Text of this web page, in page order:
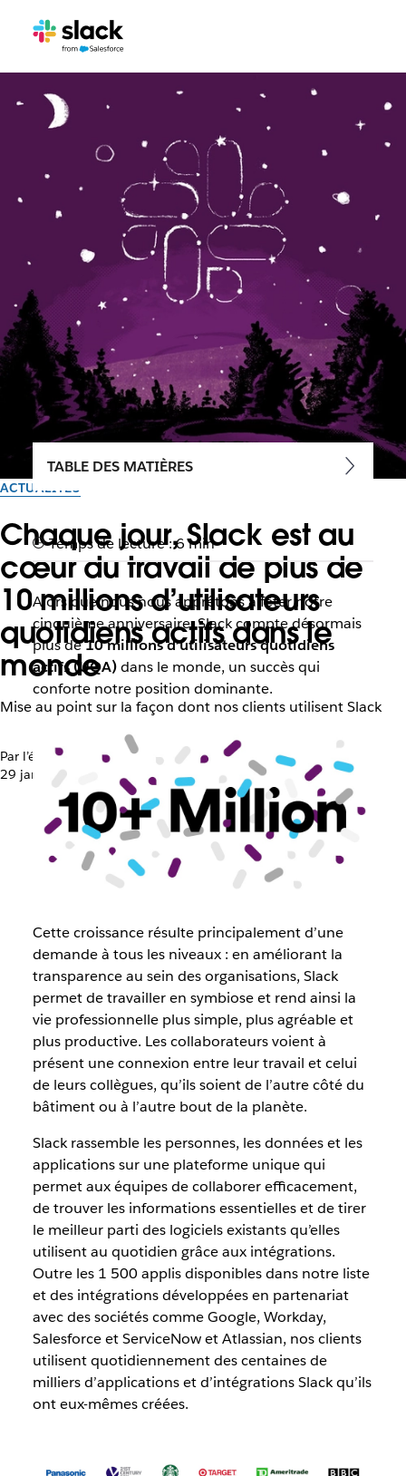
ACTUALITÉS
Chaque jour, Slack est au
cœur du travail de plus de
10 millions d’utilisateurs
quotidiens actifs dans le
monde
Mise au point sur la façon dont nos clients utilisent Slack
Par l’équipe Slack
29 janvier 2019
TABLE DES MATIÈRES
Temps de lecture : 6 min
Alors que nous nous apprêtons à fêter notre
cinquième anniversaire, Slack compte désormais
plus de10 millions d’utilisateurs quotidiens
actifs (UQA)dans le monde, un succès qui
conforte notre position dominante.
Cette croissance résulte principalement d’une
demande à tous les niveaux : en améliorant la
transparence au sein des organisations, Slack
permet de travailler en symbiose et rend ainsi la
vie professionnelle plus simple, plus agréable et
plus productive. Les collaborateurs voient à
présent une connexion entre leur travail et celui
de leurs collègues, qu’ils soient de l’autre côté du
bâtiment ou à l’autre bout de la planète.
Slack rassemble les personnes, les données et les
applications sur une plateforme unique qui
permet aux équipes de collaborer efficacement,
de trouver les informations essentielles et de tirer
le meilleur parti des logiciels existants qu’elles
utilisent au quotidien grâce aux intégrations.
Outre les 1 500 applis disponibles dans notre liste
et des intégrations développées en partenariat
avec des sociétés comme Google, Workday,
Salesforce et ServiceNow et Atlassian, nos clients
utilisent quotidiennement des centaines de
milliers d’applications et d’intégrations Slack qu’ils
ont eux-mêmes créées.